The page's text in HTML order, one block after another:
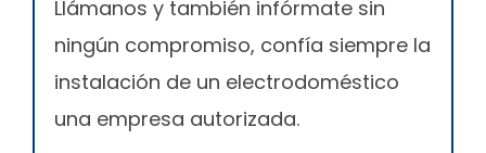
Llámanos y también infórmate sin
ningún compromiso, confía siempre la
instalación de un electrodoméstico
una empresa autorizada.